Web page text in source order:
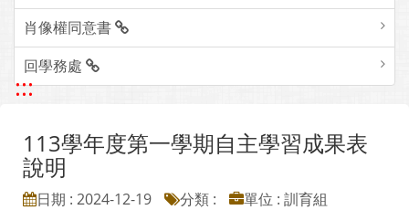
肖像權同意書
回學務處
:::
113學年度第一學期自主學習成果表
說明
日期 : 2024-12-19 分類 :
單位 : 訓育組